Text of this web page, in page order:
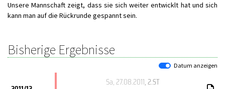
Unsere Mannschaft zeigt, dass sie sich weiter entwicklt hat und sich
kann man auf die Rückrunde gespannt sein.
Bisherige Ergebnisse
Datum anzeigen
Sa, 27.08.2011, 2.ST